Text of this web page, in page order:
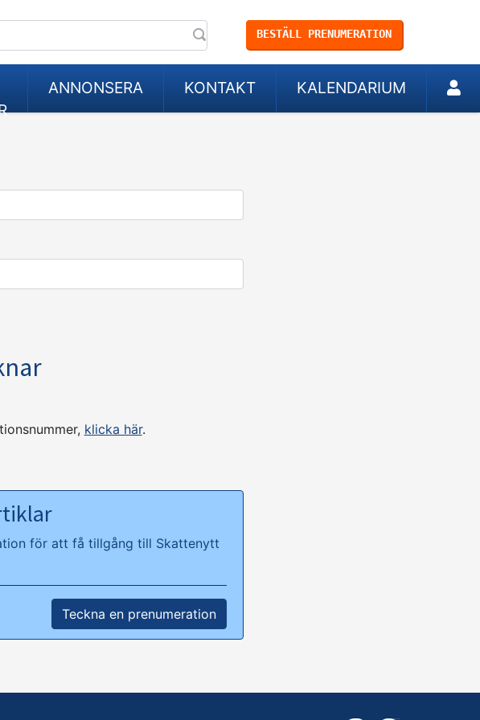
BESTÄLL PRENUMERATION
ANNONSERA KONTAKT KALENDARIUM
klicka här.
för att få tillgång till Skattenytt
Teckna en prenumeration